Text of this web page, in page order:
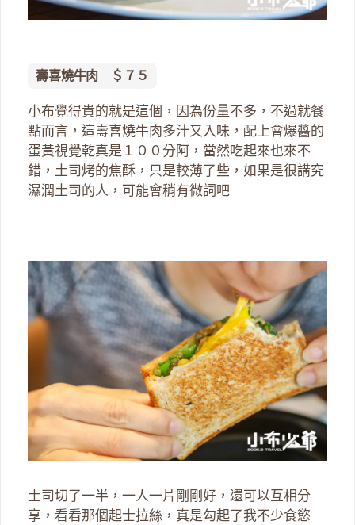
壽喜燒牛肉 ＄７５
小布覺得貴的就是這個，因為份量不多，不過就餐
點而言，這壽喜燒牛肉多汁又入味，配上會爆醬的
蛋黃視覺乾真是１００分阿，當然吃起來也來不
錯，土司烤的焦酥，只是較薄了些，如果是很講究
濕潤土司的人，可能會稍有微詞吧
土司切了一半，一人一片剛剛好，還可以互相分
享，看看那個起士拉絲，真是勾起了我不少食慾